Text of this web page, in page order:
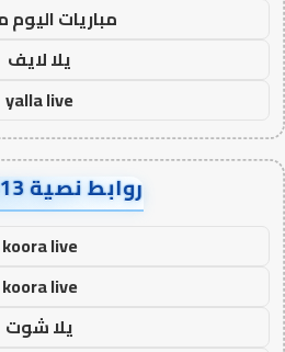
مباريات اليوم
يلا لايف
yalla live
روابط نصية AA80513
koora live
koora live
يلا شوت